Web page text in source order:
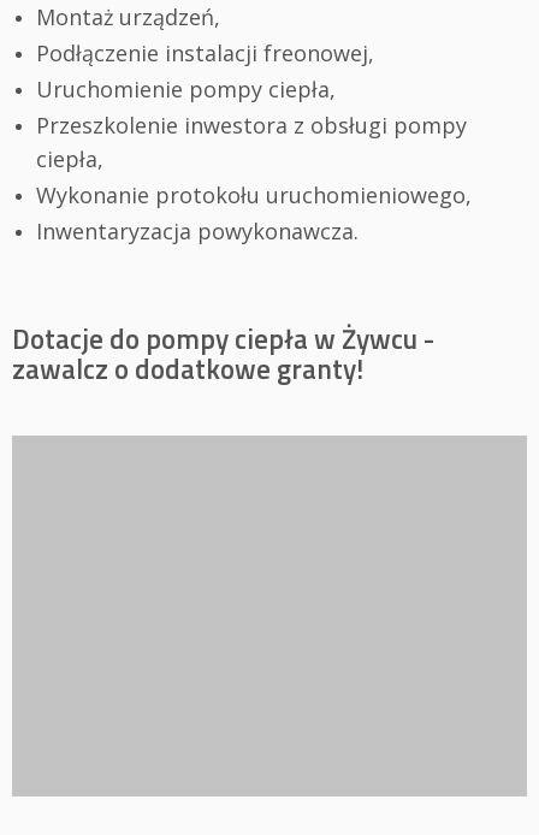
Montaż urządzeń,
Podłączenie instalacji freonowej,
Uruchomienie pompy ciepła,
Przeszkolenie inwestora z obsługi pompy
ciepła,
Wykonanie protokołu uruchomieniowego,
Inwentaryzacja powykonawcza.
Dotacje do pompy ciepła w Żywcu -
zawalcz o dodatkowe granty!